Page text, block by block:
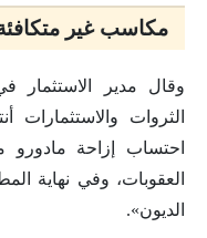
مكاسب غير
وقال مدير الاستثمار
الثروات والاستثمارات
احتساب إزاحة
العقوبات، وفي نهاية
الديون».